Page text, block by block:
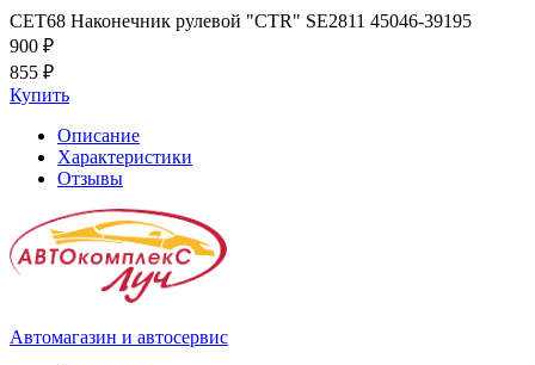
CET68 Наконечник рулевой "CTR" SE2811 45046-39195
900 ₽
855 ₽
Купить
Описание
Характеристики
Отзывы
Автомагазин и автосервис